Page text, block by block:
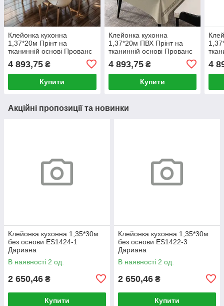
Клейонка кухонна
1,37*20м Прінт на
тканинній основі Прованс
Дариана
4 893,75 ₴
Купити
Клейонка кухонна
1,37*20м ПВХ Прінт на
тканинній основі Прованс
Дариана
4 893,75₴
Купити
4
Акційні пропозиції та новинки
Клейонка кухонна 1,35*30м
без основи ES1424-1
Дариана
В наявності 2 од.
2 650,46 ₴
Купити
Клейонка кухонна 1,35*30м
без основи ES1422-3
Дариана
В наявності 2 од.
2 650,46 ₴
Купити